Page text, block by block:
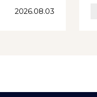
2026.08.03